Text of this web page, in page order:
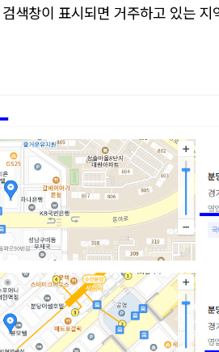
색창이 표시되면 거주하고 있는